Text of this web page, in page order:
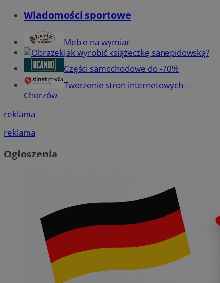
Wiadomości sportowe
Meble na wymiar
Jak wyrobić książeczkę sanepidowską?
Części samochodowe do -70%
Tworzenie stron internetowych -
Chorzów
reklama
reklama
Ogłoszenia